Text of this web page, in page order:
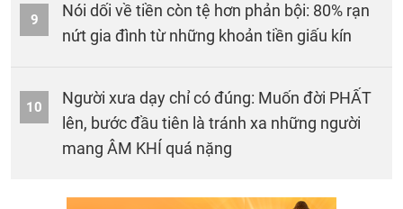
9
Nói dối về tiền còn tệ hơn phản bội: 80% rạn
nứt gia đình từ những khoản tiền giấu kín
10
Người xưa dạy chỉ có đúng: Muốn đời PHẤT
lên, bước đầu tiên là tránh xa những người
mang ÂM KHÍ quá nặng